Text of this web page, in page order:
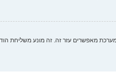
מאפשרים עזר זה. זה מונע משליחת